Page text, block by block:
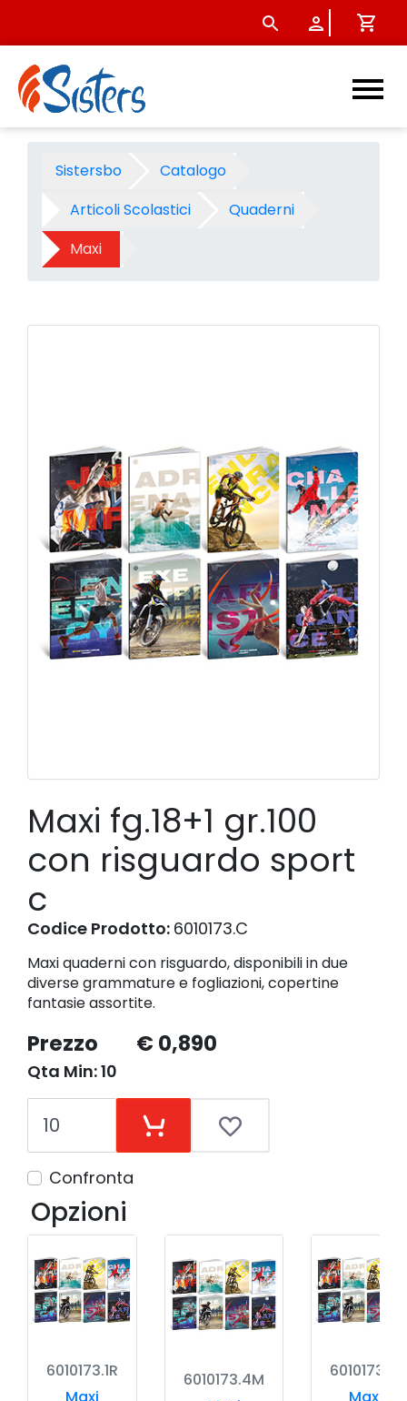
Maxi fg.18+1 gr.100 con
Sistersbo
Catalogo
Articoli Scolastici
Quaderni
Maxi
Maxi fg.18+1 gr.100
con risguardo sport
c
Codice Prodotto: 6010173.C
Maxi quaderni con risguardo, disponibili in due
diverse grammature e fogliazioni, copertine
fantasie assortite.
Prezzo € 0,890
Qta Min: 10
Confronta
Opzioni
6010173.1R
6010173.4M
6010173.10